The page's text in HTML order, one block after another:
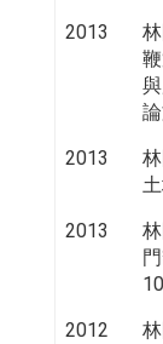
2013
2013
2013
2012